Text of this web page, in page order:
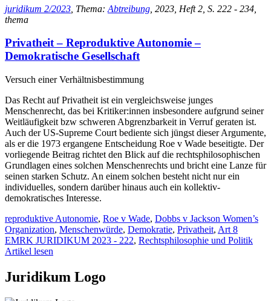
juridikum 2/2023 , Thema: Abtreibung , 2023, Heft 2, S. 222 - 234,
thema
Privatheit – Reproduktive Autonomie –
Demokratische Gesellschaft
Versuch einer Verhältnisbestimmung
Das Recht auf Privatheit ist ein vergleichsweise junges
Menschenrecht, das bei Kritiker:innen insbesondere aufgrund seiner
Weitläufigkeit bzw schweren Abgrenzbarkeit in Verruf geraten ist.
Auch der US-Supreme Court bediente sich jüngst dieser Argumente,
als er die 1973 ergangene Entscheidung Roe v Wade beseitigte. Der
vorliegende Beitrag richtet den Blick auf die rechtsphilosophischen
Grundlagen eines solchen Menschenrechts und bricht eine Lanze für
seinen starken Schutz. An einem solchen besteht nicht nur ein
individuelles, sondern darüber hinaus auch ein kollektiv-
demokratisches Interesse.
reproduktive Autonomie, Roe v Wade, Dobbs v Jackson Women’s
Organization, Menschenwürde, Demokratie, Privatheit, Art 8
EMRK JURIDIKUM 2023 - 222, Rechtsphilosophie und Politik
Artikel lesen
Juridikum Logo